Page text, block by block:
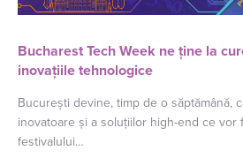
Bucharest Tech Week ne ține la
inovațiile tehnologice
București devine, timp de o săptămână,
inovatoare și a soluțiilor high-end ce vor
festivalului…